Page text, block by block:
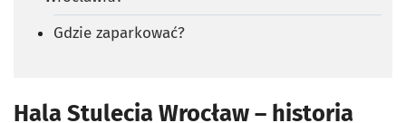
Gdzie zaparkować?
Hala Stulecia Wrocław – historia